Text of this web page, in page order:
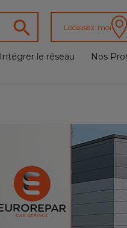
Localisez-moi
Intégrer le réseau Nos